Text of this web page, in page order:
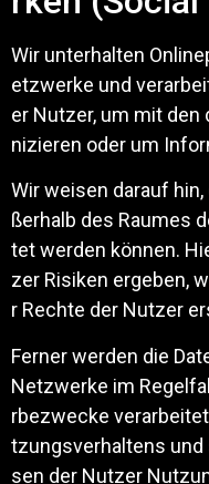
Wir unterhalten
etzwerke und
er Nutzer, um mit
nizieren oder um
Wir weisen darauf
ßerhalb des Raumes
tet werden können.
zer Risiken ergeben,
r Rechte der Nutzer
Ferner werden die
Netzwerke im
rbezwecke
tzungsverhaltens und
sen der Nutzer